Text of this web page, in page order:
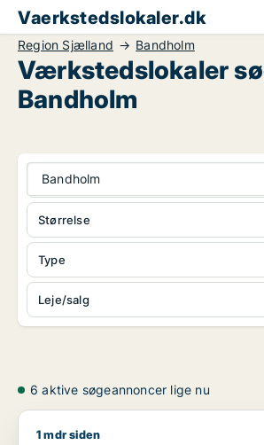
Vaerkstedslokaler.dk
Region Sjælland Bandholm
Værkstedslokaler
Bandholm
Bandholm
Type
Leje/salg
Størrelse
6 aktive søgeannoncer lige nu
Yurii søger lager, værksted,
1 mdr siden